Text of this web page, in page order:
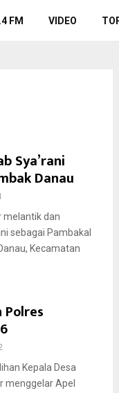
FM VIDEO
Sya’rani
Danau
melantik dan
sebagai Pambakal
Kecamatan
Kepala Desa
menggelar Apel